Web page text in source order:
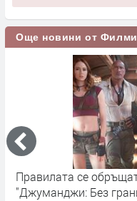
Още новини от Филми
с главата надолу с